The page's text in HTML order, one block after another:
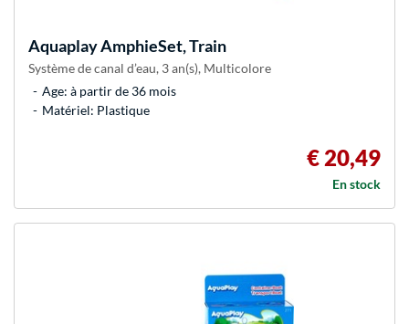
AquaplayAmphieSet, Train
Système de canal d’eau, 3 an(s), Multicolore
Age: à partir de 36 mois
Matériel: Plastique
€ 20,49
En stock